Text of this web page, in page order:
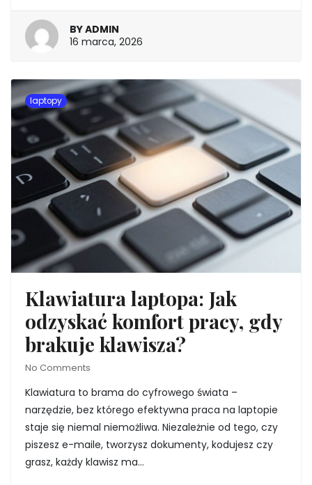
BYADMIN
16 marca, 2026
laptopy
Klawiatura laptopa: Jak
odzyskać komfort pracy, gdy
brakuje klawisza?
No Comments
Klawiatura to brama do cyfrowego świata –
narzędzie, bez którego efektywna praca na laptopie
staje się niemal niemożliwa. Niezależnie od tego, czy
piszesz e-maile, tworzysz dokumenty, kodujesz czy
grasz, każdy klawisz ma…